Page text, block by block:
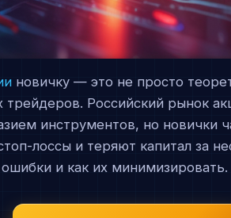
новичку — это не просто
Российский рынок
инструментов, но новички
лоссы и теряют капитал за
и как их минимизировать.